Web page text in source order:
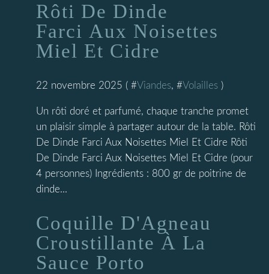
Rôti De Dinde
Farci Aux Noisettes
Miel Et Cidre
22 novembre 2025 ( #Viandes, #Volailles )
Un rôti doré et parfumé, chaque tranche promet
un plaisir simple à partager autour de la table. Rôti
De Dinde Farci Aux Noisettes Miel Et Cidre Rôti
De Dinde Farci Aux Noisettes Miel Et Cidre (pour
4 personnes) Ingrédients : 800 gr de poitrine de
dinde...
Coquille D'Agneau
Croustillante À La
Sauce Porto